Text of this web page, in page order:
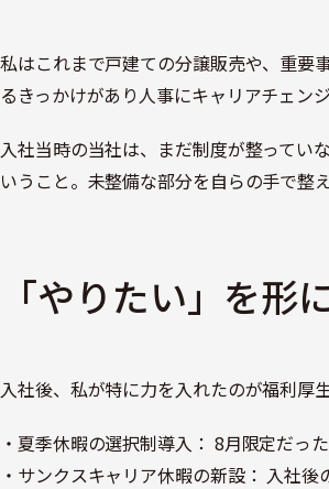
私はこれまで戸建ての分譲販売や、重要
るきっかけがあり人事にキャリアチェン
入社当時の当社は、まだ制度が整ってい
いうこと。未整備な部分を自らの手で整
「やりたい」を
入社後、私が特に力を入れたのが福利厚
夏季休暇の選択制導入： 8月限定だっ
サンクスキャリア休暇の新設： 入社後